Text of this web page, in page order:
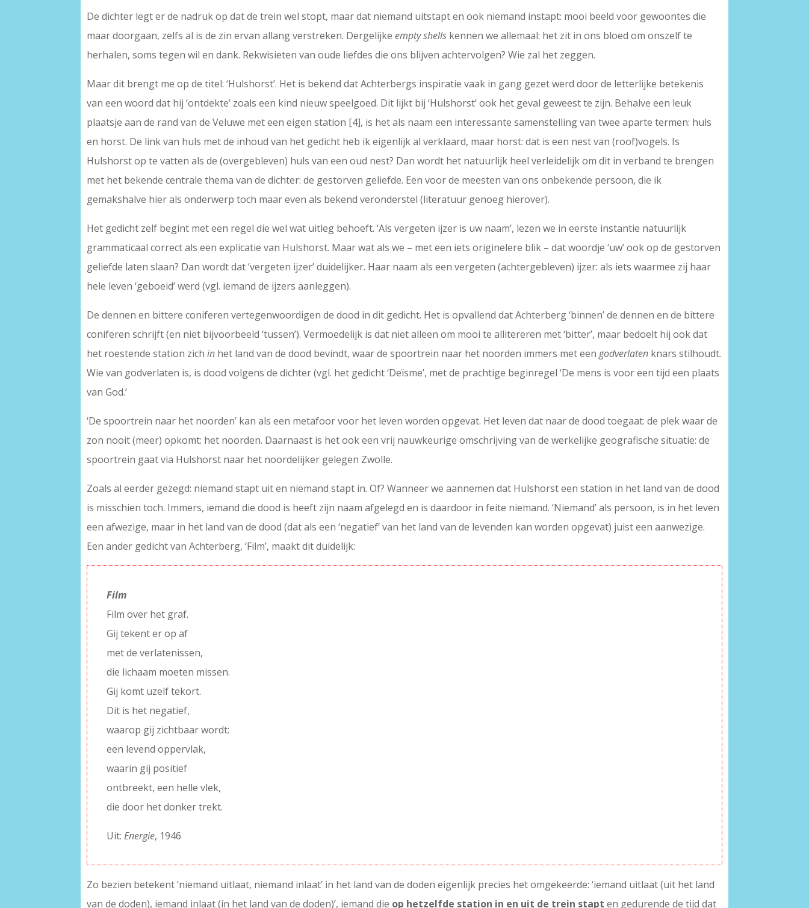
De dichter legt er de nadruk op dat de trein wel stopt, maar dat niemand uitstapt en ook niemand instapt: mooi beeld voor gewoontes die
maar doorgaan, zelfs al is de zin ervan allang verstreken. Dergelijkeempty shells kennen we allemaal: het zit in ons bloed om onszelf te
herhalen, soms tegen wil en dank. Rekwisieten van oude liefdes die ons blijven achtervolgen? Wie zal het zeggen.
Maar dit brengt me op de titel: ‘Hulshorst’. Het is bekend dat Achterbergs inspiratie vaak in gang gezet werd door de letterlijke betekenis
van een woord dat hij ‘ontdekte’ zoals een kind nieuw speelgoed. Dit lijkt bij ‘Hulshorst’ ook het geval geweest te zijn. Behalve een leuk
plaatsje aan de rand van de Veluwe met een eigen station [4], is het als naam een interessante samenstelling van twee aparte termen: huls
en horst. De link van huls met de inhoud van het gedicht heb ik eigenlijk al verklaard, maar horst: dat is een nest van (roof)vogels. Is
Hulshorst op te vatten als de (overgebleven) huls van een oud nest? Dan wordt het natuurlijk heel verleidelijk om dit in verband te brengen
met het bekende centrale thema van de dichter: de gestorven geliefde. Een voor de meesten van ons onbekende persoon, die ik
gemakshalve hier als onderwerp toch maar even als bekend veronderstel (literatuur genoeg hierover).
Het gedicht zelf begint met een regel die wel wat uitleg behoeft. ‘Als vergeten ijzer is uw naam’, lezen we in eerste instantie natuurlijk
grammaticaal correct als een explicatie van Hulshorst. Maar wat als we – met een iets originelere blik – dat woordje ‘uw’ ook op de gestorven
geliefde laten slaan? Dan wordt dat ‘vergeten ijzer’ duidelijker. Haar naam als een vergeten (achtergebleven) ijzer: als iets waarmee zij haar
hele leven ‘geboeid’ werd (vgl. iemand de ijzers aanleggen).
De dennen en bittere coniferen vertegenwoordigen de dood in dit gedicht. Het is opvallend dat Achterberg ‘binnen’ de dennen en de bittere
coniferen schrijft (en niet bijvoorbeeld ‘tussen’). Vermoedelijk is dat niet alleen om mooi te allitereren met ‘bitter’, maar bedoelt hij ook dat
het roestende station zichin het land van de dood bevindt, waar de spoortrein naar het noorden immers met eengodverlaten knars stilhoudt.
Wie van godverlaten is, is dood volgens de dichter (vgl. het gedicht ‘Deïsme’, met de prachtige beginregel ‘De mens is voor een tijd een plaats
van God.’
‘De spoortrein naar het noorden’ kan als een metafoor voor het leven worden opgevat. Het leven dat naar de dood toegaat: de plek waar de
zon nooit (meer) opkomt: het noorden. Daarnaast is het ook een vrij nauwkeurige omschrijving van de werkelijke geografische situatie: de
spoortrein gaat via Hulshorst naar het noordelijker gelegen Zwolle.
Zoals al eerder gezegd: niemand stapt uit en niemand stapt in. Of? Wanneer we aannemen dat Hulshorst een station in het land van de dood
is misschien toch. Immers, iemand die dood is heeft zijn naam afgelegd en is daardoor in feite niemand. ‘Niemand’ als persoon, is in het leven
een afwezige, maar in het land van de dood (dat als een ‘negatief’ van het land van de levenden kan worden opgevat) juist een aanwezige.
Een ander gedicht van Achterberg, ‘Film’, maakt dit duidelijk:
Film
Film over het graf.
Gij tekent er op af
met de verlatenissen,
die lichaam moeten missen.
Gij komt uzelf tekort.
Dit is het negatief,
waarop gij zichtbaar wordt:
een levend oppervlak,
waarin gij positief
ontbreekt, een helle vlek,
die door het donker trekt.
Uit:Energie, 1946
Zo bezien betekent ‘niemand uitlaat, niemand inlaat’ in het land van de doden eigenlijk precies het omgekeerde: ‘iemand uitlaat (uit het land
van de doden), iemand inlaat (in het land van de doden)’, iemand die op hetzelfde station in en uit de trein stapt en gedurende de tijd dat